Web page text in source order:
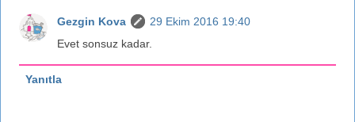
Gezgin Kova
29 Ekim 2016 19:40
Evet sonsuz kadar.
Yanıtla